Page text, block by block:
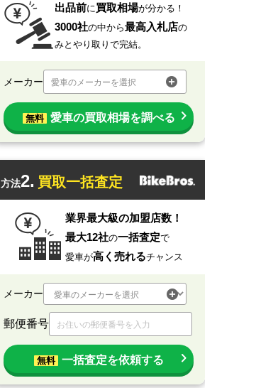
出品前に買取相場が分かる！
3000社の中から最高入札店の
みとやり取りで完結。
メーカー 愛車のメーカーを選択
無料 愛車の買取相場を調べる
方法2. 買取一括査定
業界最大級の加盟店数！
最大12社の一括査定で
愛車が高く売れるチャンス
メーカー
郵便番号
無料 一括査定を依頼する